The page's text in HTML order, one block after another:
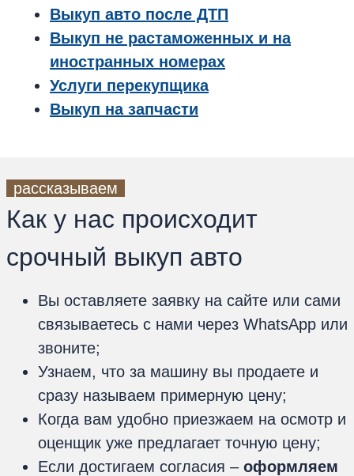
Выкуп авто после ДТП
Выкуп не растаможенных и на
иностранных номерах
Услуги перекупщика
Выкуп на запчасти
рассказываем
Как у нас происходит
срочный выкуп авто
Вы оставляете заявку на сайте или сами
связываетесь с нами через WhatsApp или
звоните;
Узнаем, что за машину вы продаете и
сразу называем примерную цену;
Когда вам удобно приезжаем на осмотр и
оценщик уже предлагает точную цену;
Если достигаем согласия – оформляем